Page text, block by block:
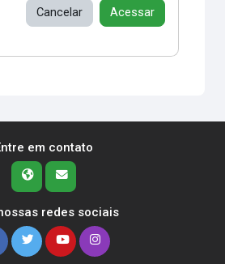
Cancelar Acessar
em contato
redes sociais